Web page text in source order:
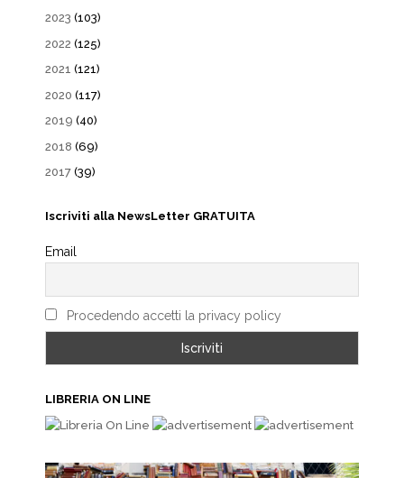
2023 (103)
2022 (125)
2021 (121)
2020 (117)
2019 (40)
2018 (69)
2017 (39)
Iscriviti alla NewsLetter GRATUITA
Email
Procedendo accetti la privacy policy
LIBRERIA ON LINE